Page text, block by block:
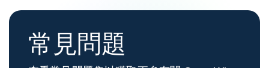
常見問題